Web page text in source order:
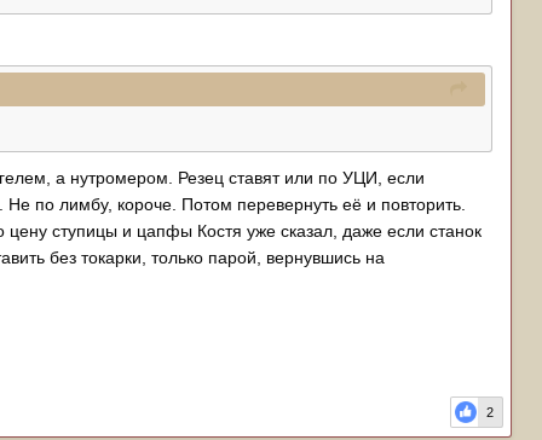
а нутромером. Резец ставят или по УЦИ, если
по лимбу, короче. Потом перевернуть её и повторить.
ступицы и цапфы Костя уже сказал, даже если станок
без токарки, только парой, вернувшись на
2